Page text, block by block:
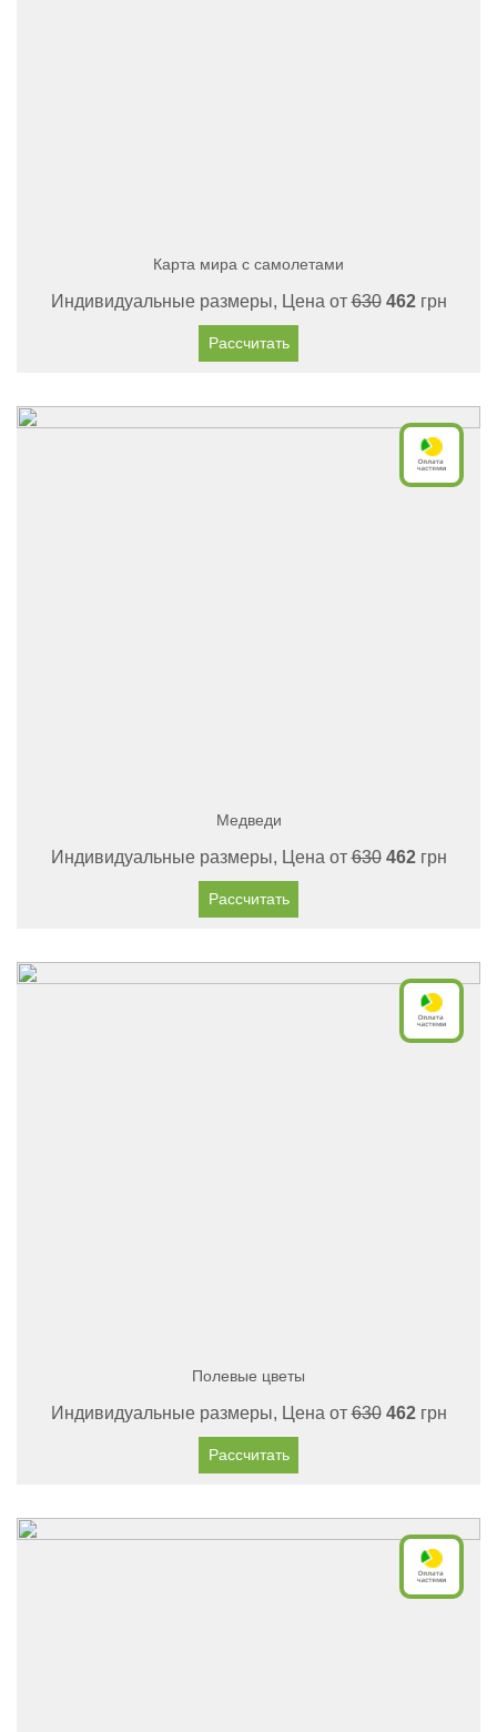
Карта мира с самолетами
Индивидуальные размеры, Цена от630 462грн
Рассчитать
Медведи
Индивидуальные размеры, Цена от630 462грн
Рассчитать
Полевые цветы
Индивидуальные размеры, Цена от630 462грн
Рассчитать